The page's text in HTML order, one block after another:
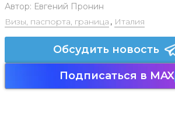
Автор: Евгений Пронин
Визы, паспорта, граница , Италия
Обсудить новость
Подписаться в MAX